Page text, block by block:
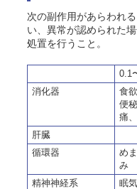
次の副作用があらわれ
い、異常が認められた
処置を行うこと。
0.1
消化器
食
便
痛
肝臓
循環器
め
み
精神神経系
眠